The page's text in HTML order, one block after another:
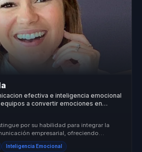
efectiva e inteligencia emocional
a convertir emociones en
por su habilidad para integrar la
empresarial, ofreciendo
Inteligencia Emocional